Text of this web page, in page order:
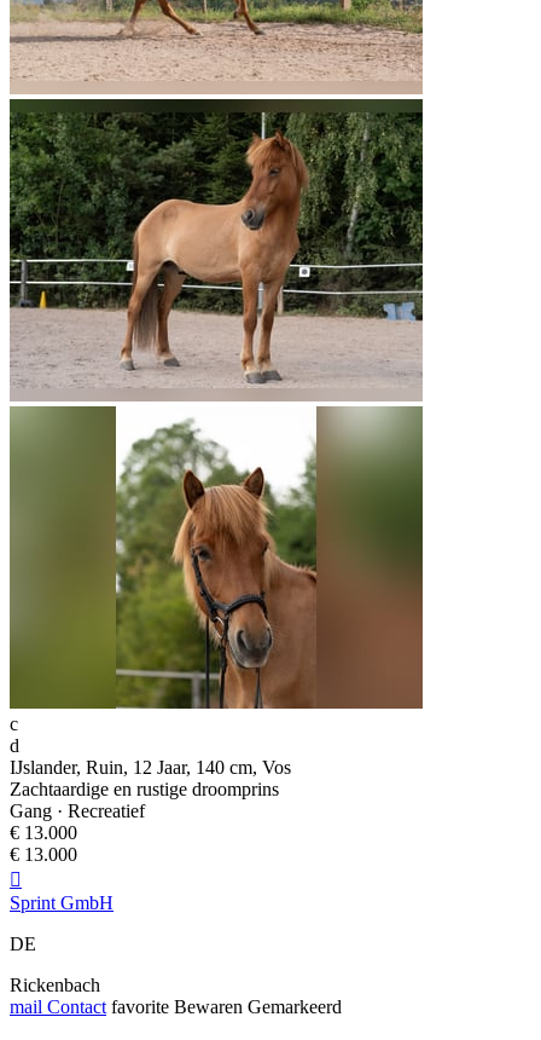
c
d
IJslander, Ruin, 12 Jaar, 140 cm, Vos
Zachtaardige en rustige droomprins
Gang · Recreatief
€ 13.000
€ 13.000

Sprint GmbH
DE
Rickenbach
mail Contact favorite Bewaren Gemarkeerd